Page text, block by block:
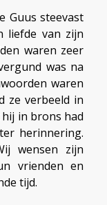
Guus steevast
liefde van zijn
waren zeer
was na
waren
ze verbeeld in
in brons had
herinnering.
wensen zijn
vrienden en
tijd.